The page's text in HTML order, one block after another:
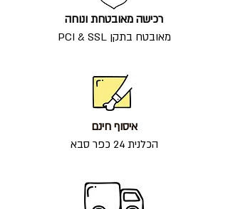
רכישה מאובטחת ונוחה
מאובטח בתקן PCI & SSL
איסוף חינם
הכלנית 24 כפר סבא